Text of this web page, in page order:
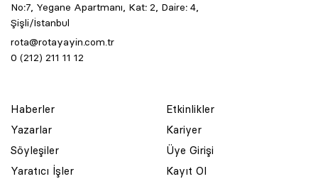
No:7, Yegane Apartmanı, Kat: 2, Daire: 4,
Şişli/İstanbul
rota@rotayayin.com.tr
0 (212) 211 11 12
Haberler
Yazarlar
Söyleşiler
Yaratıcı İşler
Etkinlikler
Kariyer
Üye Girişi
Kayıt Ol